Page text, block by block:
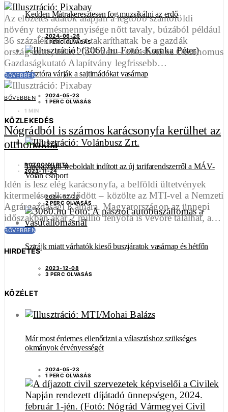
Kedden Mátrakeresztesen fog muzsikálni az erdő
2024-06-26
1 PERC OLVASÁS
Pásztóra várják a sajtimádókat vasárnap
2024-05-23
1 PERC OLVASÁS
KÖZLEKEDÉS
Tájékoztató weboldalt indított az új tarifarendszerről a MÁV-
Volán csoport
2024-02-22
2 PERC OLVASÁS
Sztrájk miatt várhatók kieső buszjáratok vasárnap és hétfőn
2023-12-08
3 PERC OLVASÁS
KÖZÉLET
Már most érdemes ellenőrizni a választáshoz szükséges
okmányok érvényességét
2024-05-23
1 PERC OLVASÁS
Az előzetes adatok alapján a legtöbb szántóföldi
növény termésmennyisége nőtt tavaly, búzából például
36 százalékkal többet takaríthattak be a gazdák
országszerte, mint 2022-ben – olvasható az Oeconomus
Gazdaságkutató Alapítvány legfrissebb…
BŐVEBBEN
BŐVEBBEN
1 MIN
Nógrádból is számos karácsonyfa kerülhet az
otthonokba
ROZGONYI RITA
2023-11-24
Idén is lesz elég karácsonyfa, a belföldi ültetvények
kitermelése elkezdődött – közölte az MTI-vel a Nemzeti
Agrárgazdasági Kamara. Magyarországon az ünnepi
időszakban akár 2 millió fenyőfa is vevőre találhat, a…
BŐVEBBEN
HIRDETÉS